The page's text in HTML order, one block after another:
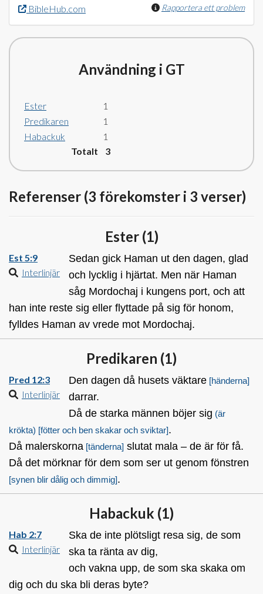
BibleHub.com
Rapportera ett problem
Användning i GT
Ester
1
Predikaren
1
Habackuk
1
Totalt 3
Referenser (3 förekomster i 3 verser)
Ester (1)
Est 5:9
Interlinjär
Sedan gick Haman ut den dagen, glad
och lycklig i hjärtat. Men när Haman
såg Mordochaj i kungens port, och att
han inte reste sig eller flyttade på sig för honom,
fylldes Haman av vrede mot Mordochaj.
Predikaren (1)
Pred 12:3
Interlinjär
Den dagen då husets väktare [händerna]
darrar.
Då de starka männen böjer sig (är
krökta) [fötter och ben skakar och sviktar].
Då malerskorna [tänderna] slutat mala – de är för få.
Då det mörknar för dem som ser ut genom fönstren
[synen blir dålig och dimmig].
Habackuk (1)
Hab 2:7
Interlinjär
Ska de inte plötsligt resa sig, de som
ska ta ränta av dig,
och vakna upp, de som ska skaka om
dig och du ska bli deras byte?